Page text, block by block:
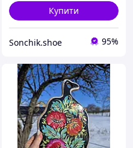
Купити
Sonchik.shoe 95%